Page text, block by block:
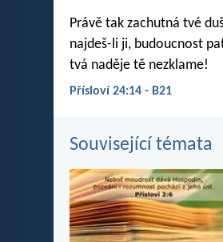
Právě tak zachutná tvé
najdeš-li ji, budoucnost
tvá naděje tě nezklame!
Přísloví 24:14 - B21
Související témata